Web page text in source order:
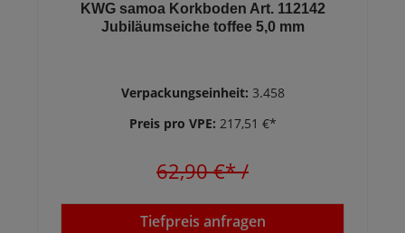
KWG samoa Korkboden Art. 112142
Jubiläumseiche toffee 5,0 mm
Verpackungseinheit: 3.458
Preis pro VPE: 217,51 €*
62,90 €*/
Tiefpreis anfragen